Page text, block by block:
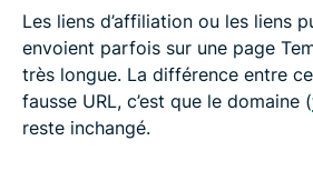
Les liens d’affiliation ou les liens
envoient parfois sur une page
très longue. La différence entre
fausse URL, c’est que le domaine (
reste inchangé.